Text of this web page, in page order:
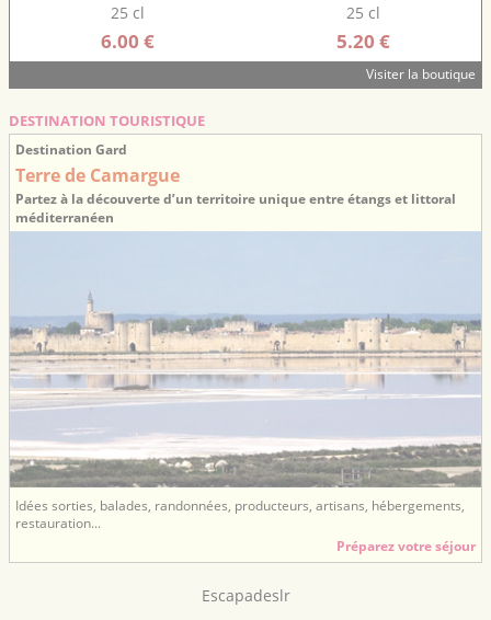
25 cl
6.00 €
25 cl
5.20 €
Visiter la boutique
DESTINATION TOURISTIQUE
Destination Gard
Terre de Camargue
Partez à la découverte d’un territoire unique entre étangs et littoral
méditerranéen
Idées sorties, balades, randonnées, producteurs, artisans, hébergements,
restauration...
Préparez votre séjour
Escapadeslr